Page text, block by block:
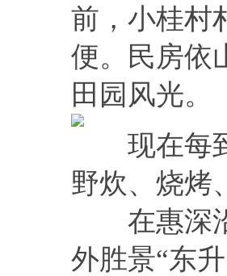
前，小桂村
便。民房依
田园风光。
现在每到
野炊、烧烤
在惠深沿
外胜景“东